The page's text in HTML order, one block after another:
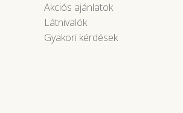
Akciós ajánlatok
Látnivalók
Gyakori kérdések